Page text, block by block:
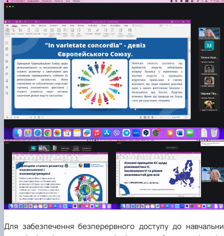
Для забезпечення безперервного доступу до